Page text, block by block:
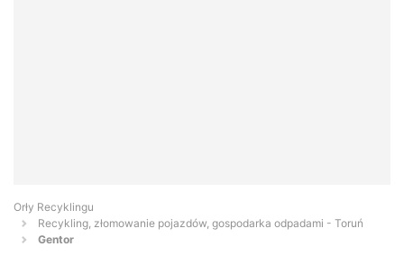
Orły Recyklingu
Recykling, złomowanie pojazdów, gospodarka odpadami - Toruń
Gentor